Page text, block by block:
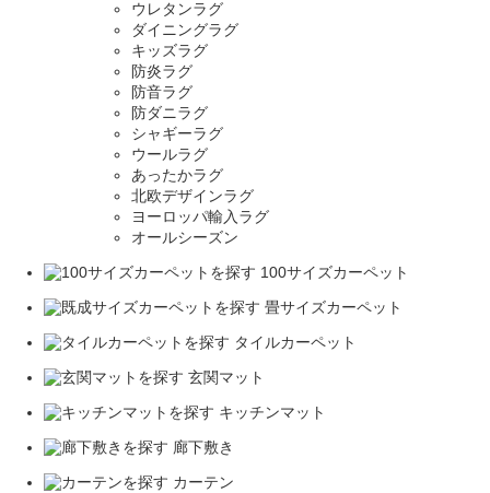
ウレタンラグ
ダイニングラグ
キッズラグ
防炎ラグ
防音ラグ
防ダニラグ
シャギーラグ
ウールラグ
あったかラグ
北欧デザインラグ
ヨーロッパ輸入ラグ
オールシーズン
100サイズカーペット
畳サイズカーペット
タイルカーペット
玄関マット
キッチンマット
廊下敷き
カーテン